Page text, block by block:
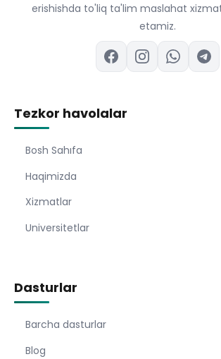
erishishda to'liq ta'lim maslahat
etamiz.
Tezkor havolalar
Bosh Sahıfa
Haqimizda
Xizmatlar
Universitetlar
Dasturlar
Barcha dasturlar
Blog